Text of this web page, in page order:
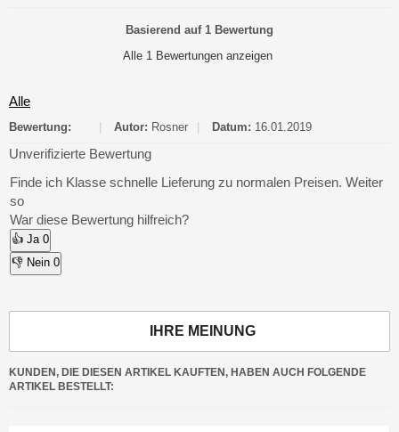
Basierend auf 1 Bewertung
Alle 1 Bewertungen anzeigen
Alle
Bewertung: Autor: Rosner Datum: 16.01.2019
Unverifizierte Bewertung
Finde ich Klasse schnelle Lieferung zu normalen Preisen. Weiter
so
War diese Bewertung hilfreich?
👍 Ja 0
👎 Nein 0
IHRE MEINUNG
KUNDEN, DIE DIESEN ARTIKEL KAUFTEN, HABEN AUCH FOLGENDE
ARTIKEL BESTELLT: